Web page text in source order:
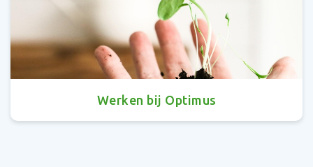
Werken bij Optimus